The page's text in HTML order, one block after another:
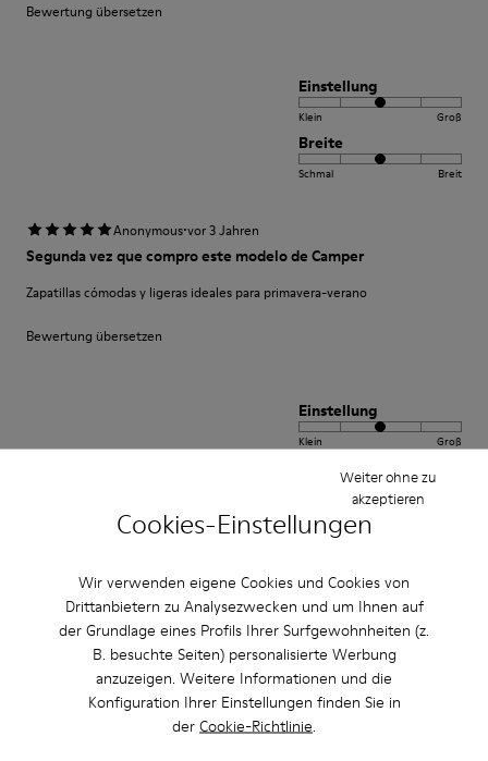
Cookies-Einstellungen
Wir verwenden eigene Cookies und Cookies von
Drittanbietern zu Analysezwecken und um Ihnen auf
der Grundlage eines Profils Ihrer Surfgewohnheiten (z.
B. besuchte Seiten) personalisierte Werbung
anzuzeigen. Weitere Informationen und die
Konfiguration Ihrer Einstellungen finden Sie in
der Cookie-Richtlinie.
Weiter ohne zu
akzeptieren
Bewertung übersetzen
Einstellung
Klein Groß
Breite
Schmal Breit
Anonymous·vor 3 Jahren
Segunda vez que compro este modelo de Camper
Zapatillas cómodas y ligeras ideales para primavera-verano
Bewertung übersetzen
Einstellung
Klein Groß
Quality and stylish and a bit different.
These are quality comfortable shoes and well made
Bewertung übersetzen
Einstellung